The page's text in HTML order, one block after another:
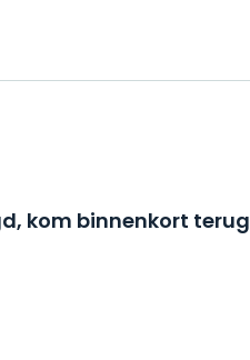
kom binnenkort terug